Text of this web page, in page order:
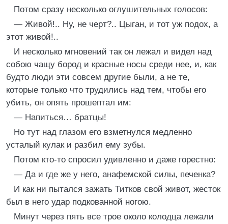
Потом сразу несколько оглушительных голосов:
— Живой!.. Ну, не черт?.. Цыган, и тот уж подох, а
этот живой!..
И несколько мгновений так он лежал и видел над
собою чащу бород и красные носы среди нее, и, как
будто люди эти совсем другие были, а не те,
которые только что трудились над тем, чтобы его
убить, он опять прошептал им:
— Напиться… братцы!
Но тут над глазом его взметнулся медленно
усталый кулак и разбил ему зубы.
Потом кто-то спросил удивленно и даже горестно:
— Да и где же у него, анафемской силы, печенка?
И как ни пытался зажать Титков свой живот, жесток
был в него удар подкованной ногою.
Минут через пять все трое около колодца лежали